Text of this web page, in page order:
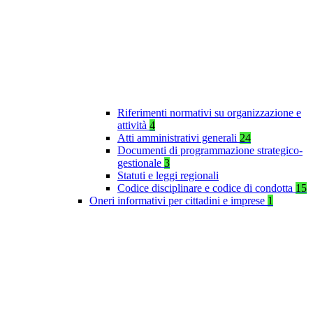
Riferimenti normativi su organizzazione e
attività 4
Atti amministrativi generali 24
Documenti di programmazione strategico-
gestionale 3
Statuti e leggi regionali
Codice disciplinare e codice di condotta 15
Oneri informativi per cittadini e imprese 1